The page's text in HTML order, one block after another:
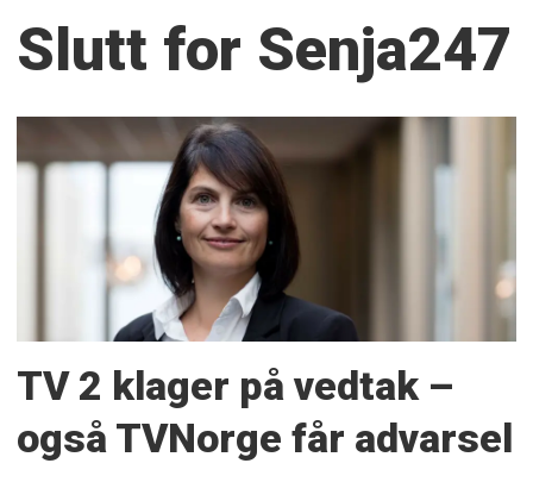
Slutt for Senja247
TV 2 klager på vedtak –
også TVNorge får advarsel